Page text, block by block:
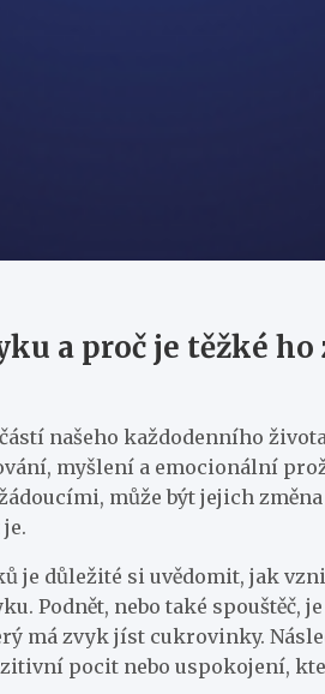
a proč je těžké
našeho každodenního
myšlení a emocionální
může být jejich
je důležité si uvědomit, jak
Podnět, nebo také
má zvyk jíst cukrovinky.
pocit nebo uspokojení,